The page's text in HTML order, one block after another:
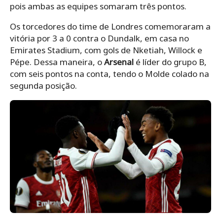
pois ambas as equipes somaram três pontos.
Os torcedores do time de Londres comemoraram a
vitória por 3 a 0 contra o Dundalk, em casa no
Emirates Stadium, com gols de Nketiah, Willock e
Pépe. Dessa maneira, oArsenal é líder do grupo B,
com seis pontos na conta, tendo o Molde colado na
segunda posição.